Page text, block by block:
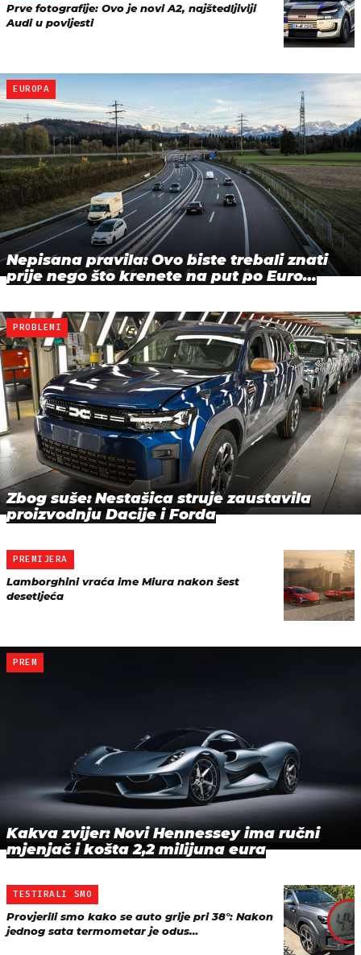
Prve fotografije: Ovo je novi A2, najštedljiviji
Audi u povijesti
EUROPA
Nepisana pravila: Ovo biste trebali znati
prije nego što krenete na put po Euro…
PROBLEMI
Zbog suše: Nestašica struje zaustavila
proizvodnju Dacije i Forda
PREMIJERA
Lamborghini vraća ime Miura nakon šest
desetljeća
PREM
Kakva zvijer: Novi Hennessey ima ručni
mjenjač i košta 2,2 milijuna eura
TESTIRALI SMO
Provjerili smo kako se auto grije pri 38°: Nakon
jednog sata termometar je odus…